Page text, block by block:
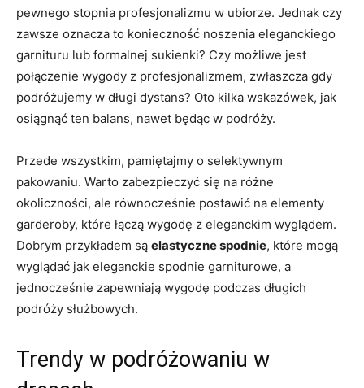
pewnego stopnia⁤ profesjonalizmu w⁢ ubiorze. Jednak czy
zawsze oznacza ⁤to konieczność‍ noszenia eleganckiego
garnituru ‍lub⁢ formalnej sukienki? ⁣Czy możliwe‍ jest
połączenie wygody z ⁢profesjonalizmem, ⁤zwłaszcza gdy
podróżujemy w⁢ długi dystans? Oto⁣ kilka wskazówek, jak
osiągnąć ten ​balans, ‌nawet będąc w⁣ podróży.
Przede wszystkim, pamiętajmy o selektywnym
pakowaniu. Warto zabezpieczyć się na ‌różne
⁣okoliczności, ale ⁢równocześnie ‍postawić na elementy
garderoby, które łączą wygodę z eleganckim⁢ wyglądem.
Dobrym przykładem są elastyczne ⁣spodnie, które​ mogą
wyglądać jak eleganckie ⁣spodnie ‌garniturowe, a
jednocześnie zapewniają wygodę ​podczas⁣ długich
podróży służbowych.
Trendy ‌w podróżowaniu w